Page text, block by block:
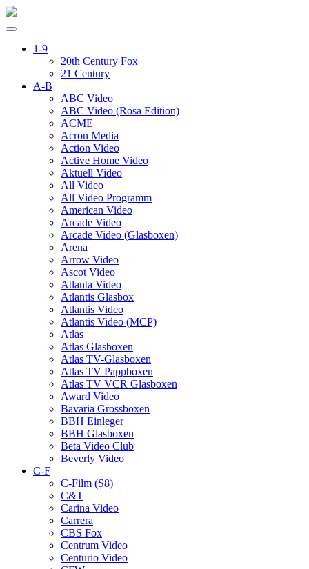
1-9
20th Century Fox
21 Century
A-B
ABC Video
ABC Video (Rosa Edition)
ACME
Acron Media
Action Video
Active Home Video
Aktuell Video
All Video
All Video Programm
American Video
Arcade Video
Arcade Video (Glasboxen)
Arena
Arrow Video
Ascot Video
Atlanta Video
Atlantis Glasbox
Atlantis Video
Atlantis Video (MCP)
Atlas
Atlas Glasboxen
Atlas TV-Glasboxen
Atlas TV Pappboxen
Atlas TV VCR Glasboxen
Award Video
Bavaria Grossboxen
BBH Einleger
BBH Glasboxen
Beta Video Club
Beverly Video
C-F
C-Film (S8)
C&T
Carina Video
Carrera
CBS Fox
Centrum Video
Centurio Video